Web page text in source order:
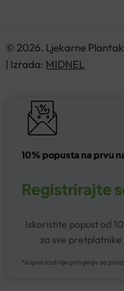
© 2026. Ljekarne Plantak
| Izrada: MIDNEL
10% popusta na prvu
Registrirajte
Iskoristite popust od
za sve
*kupon kod nije primjenjiv za